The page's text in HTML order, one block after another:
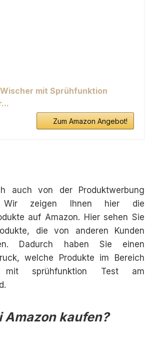
Wischer mit Sprühfunktion
Zum Amazon Angebot!
auch von der Produktwerbung
Wir zeigen Ihnen hier die
auf Amazon. Hier sehen Sie
die von anderen Kunden
Dadurch haben Sie einen
welche Produkte im Bereich
mit sprühfunktion Test am
Amazon kaufen?